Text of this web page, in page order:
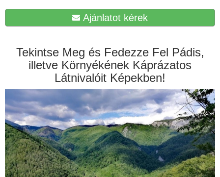
Ajánlatot kérek
Tekintse Meg és Fedezze Fel Pádis,
illetve Környékének Káprázatos
Látnivalóit Képekben!